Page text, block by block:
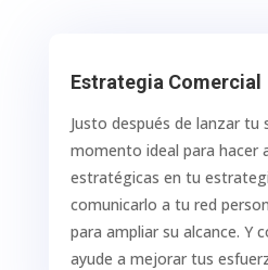
Estrategia Comercial
Justo después de lanzar tu
momento ideal para hacer
estratégicas en tu
comunicarlo a tu red
para ampliar su alcance. Y
ayude a mejorar tus